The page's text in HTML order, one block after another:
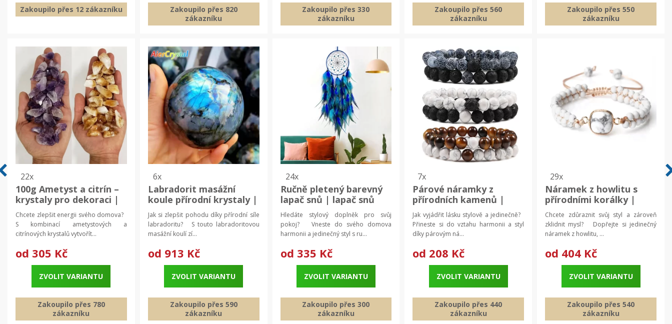
Zakoupilo přes 12 zákazníku
Zakoupilo přes 820
zákazníku
Zakoupilo přes 330
zákazníku
Zakoupilo přes 560
zákazníku
Zakoupilo přes 550
zákazníku
22x
100g Ametyst a citrín –
krystaly pro dekoraci |
harmonizující kameny |
feng shui dekorace
Chcete zlepšit energii svého domova?
S kombinací ametystových a
citrínových krystalů vytvořít...
od 305 Kč
ZVOLIT VARIANTU
Zakoupilo přes 780
zákazníku
6x
Labradorit masážní
koule přírodní krystaly |
přírodní kámen,
dekorační koule
Jak si zlepšit pohodu díky přírodní síle
labradoritu? S touto labradoritovou
masážní koulí zí...
od 913 Kč
ZVOLIT VARIANTU
Zakoupilo přes 590
zákazníku
24x
Ručně pletený barevný
lapač snů | lapač snů
dekorace, kreativní
nástěnná dekorace
Hledáte stylový doplněk pro svůj
pokoj? Vneste do svého domova
harmonii a jedinečný styl s ru...
od 335 Kč
ZVOLIT VARIANTU
Zakoupilo přes 300
zákazníku
7x
Párové náramky z
přírodních kamenů |
párové náramky,
náramky minerální
Jak vyjádřit lásku stylově a jedinečně?
Přineste si do vztahu harmonii a styl
díky párovým ná...
od 208 Kč
ZVOLIT VARIANTU
Zakoupilo přes 440
zákazníku
29x
Náramek z howlitu s
přírodními korálky |
náramek z přírodních
kamenů, korálkový
náramek
Chcete zdůraznit svůj styl a zároveň
zklidnit mysl? Dopřejte si jedinečný
náramek z howlitu, ...
od 404 Kč
ZVOLIT VARIANTU
Zakoupilo přes 540
zákazníku